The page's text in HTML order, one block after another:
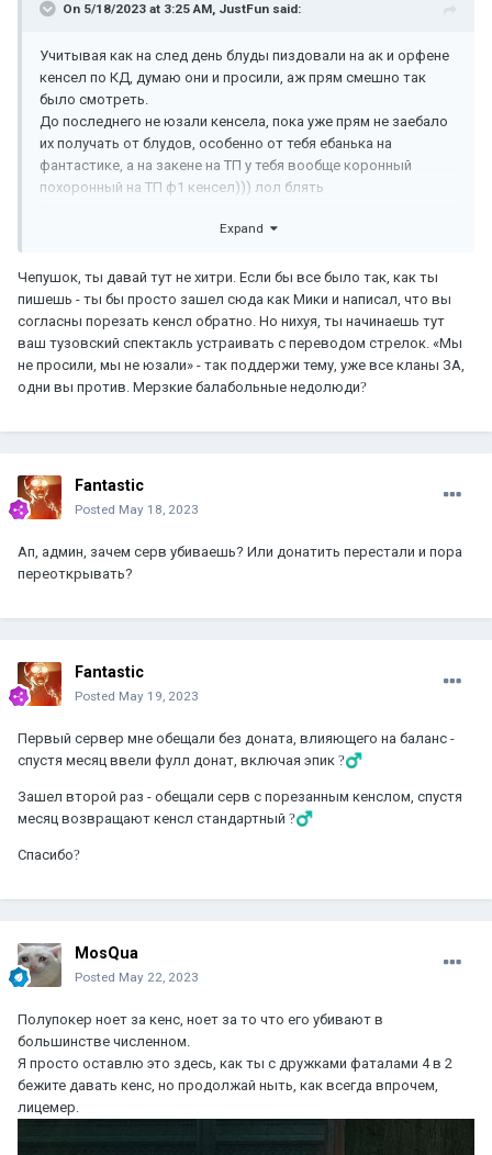
On 5/18/2023 at 3:25 AM, JustFun said:
Учитывая как на след день блуды пиздовали на ак и орфене
кенсел по КД, думаю они и просили, аж прям смешно так
было смотреть.
До последнего не юзали кенсела, пока уже прям не заебало
их получать от блудов, особенно от тебя ебанька на
фантастике, а на закене на ТП у тебя вообще коронный
похоронный на ТП ф1 кенсел))) лол блять
Expand
Чепушок, ты давай тут не хитри. Если бы все было так, как ты
пишешь - ты бы просто зашел сюда как Мики и написал, что вы
согласны порезать кенсл обратно. Но нихуя, ты начинаешь тут
ваш тузовский спектакль устраивать с переводом стрелок. «Мы
не просили, мы не юзали» - так поддержи тему, уже все кланы ЗА,
одни вы против. Мерзкие балабольные недолюди?
Fantastic
Posted May 18, 2023
Ап, админ, зачем серв убиваешь? Или донатить перестали и пора
переоткрывать?
Fantastic
Posted May 19, 2023
Первый сервер мне обещали без доната, влияющего на баланс -
спустя месяц ввели фулл донат, включая эпик ?‍♂️
Зашел второй раз - обещали серв с порезанным кенслом, спустя
месяц возвращают кенсл стандартный ?‍♂️
Спасибо?
MosQua
Posted May 22, 2023
Полупокер ноет за кенс, ноет за то что его убивают в
большинстве численном.
Я просто оставлю это здесь, как ты с дружками фаталами 4 в 2
бежите давать кенс, но продолжай ныть, как всегда впрочем,
лицемер.